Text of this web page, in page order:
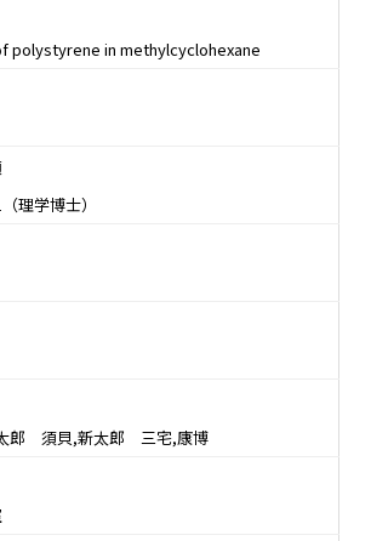
polystyrene in methylcyclohexane
理学博士）
郎 須貝,新太郎 三宅,康博